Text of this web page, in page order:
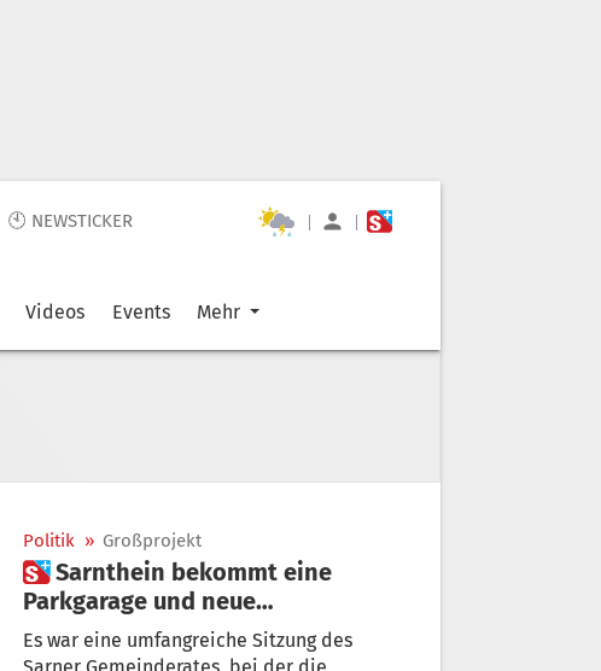
🕙 NEWSTICKER | |
Videos Events Mehr
Politik » Großprojekt
 Sarnthein bekommt eine
Parkgarage und neue
Sportanlagen
Es war eine umfangreiche Sitzung des